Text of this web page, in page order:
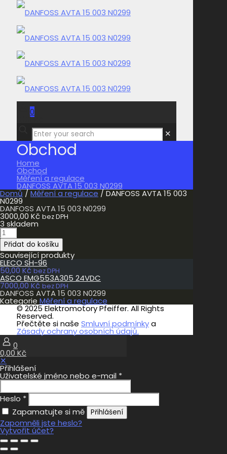
0
0,00 Kč
✕
Obchod
Home
Obchod
Měření a regulace
DANFOSS AVTA 15 003 N0299
Domů / Měření a regulace / DANFOSS AVTA 15 003
N0299
DANFOSS AVTA 15 003 N0299
3000,00 Kč bez DPH
3 skladem
DANFOSS
AVTA
15
003
N0299
množství
Přidat do košíku
Související produkty
ELECO SH-96
50,00 Kč bez DPH
ASCO EMG553A305 24VDC
7000,00 Kč bez DPH
DANFOSS AVTA 15 003 N0299
Kategorie Měření a regulace
© 2025 Elektromotory Pfeiffer. All Rights
Reserved.
Přečtěte si naše Smluvní podmínkya
Zásady ochrany osobních údajů.
0
0,00 Kč
✕
Přihlášení
Uživatelské jméno nebo e-mail *
Heslo *
Zapamatujte si mě
Přihlášení
Zapomněli jste heslo?
Vytvořit účet?